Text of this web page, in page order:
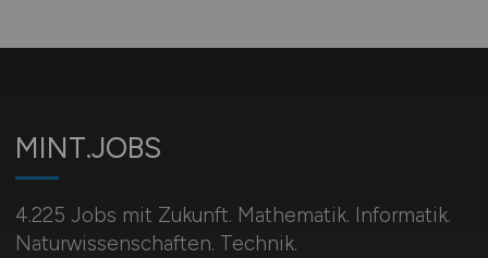
MINT.JOBS
4.225 Jobs mit Zukunft. Mathematik. Informatik.
Naturwissenschaften. Technik.